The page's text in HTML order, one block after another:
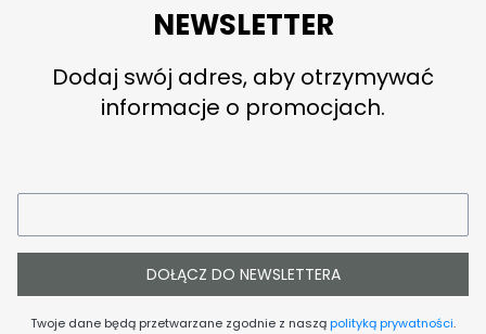
NEWSLETTER
Dodaj swój adres, aby otrzymywać
informacje o promocjach.
DOŁĄCZ DO NEWSLETTERA
Twoje dane będą przetwarzane zgodnie z nasząpolityką prywatności.